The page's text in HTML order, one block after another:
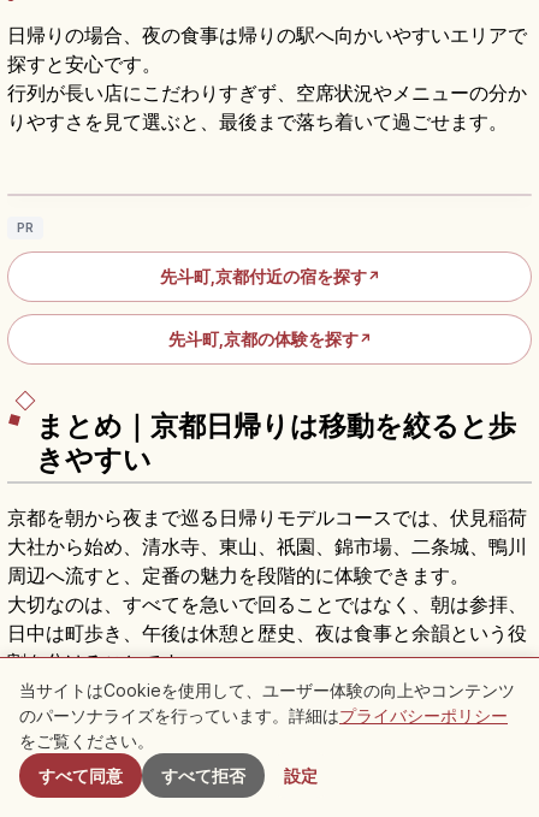
日帰りの場合、夜の食事は帰りの駅へ向かいやすいエリアで
探すと安心です。
行列が長い店にこだわりすぎず、空席状況やメニューの分か
りやすさを見て選ぶと、最後まで落ち着いて過ごせます。
先斗町の歩き方｜鴨川沿いの路地・京料理・
PR
先斗町,京都付近の宿を探す↗
先斗町,京都の体験を探す↗
まとめ｜京都日帰りは移動を絞ると歩
きやすい
京都を朝から夜まで巡る日帰りモデルコースでは、伏見稲荷
大社から始め、清水寺、東山、祇園、錦市場、二条城、鴨川
周辺へ流すと、定番の魅力を段階的に体験できます。
大切なのは、すべてを急いで回ることではなく、朝は参拝、
日中は町歩き、午後は休憩と歴史、夜は食事と余韻という役
割を分けることです。
料金、開門時間、特別公開、撮影可否などは、訪問前に各施
設や交通機関の公式情報を確認してから出発すると安心で
す。
付近のスポット
当サイトはCookieを使用して、ユーザー体験の向上やコンテンツ
のパーソナライズを行っています。詳細はプライバシーポリシー
をご覧ください。
すべて同意
すべて拒否 設定